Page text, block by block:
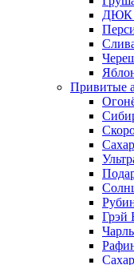
ДЮК
Привитые
Грэй